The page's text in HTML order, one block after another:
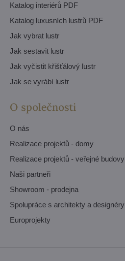
Katalog interiérů PDF
Katalog luxusních lustrů PDF
Jak vybrat lustr
Jak sestavit lustr
Jak vyčistit křišťálový lustr
Jak se vyrábí lustr
O společnosti
O nás
Realizace projektů - domy
Realizace projektů - veřejné budovy
Naši partneři
Showroom - prodejna
Spolupráce s architekty a designéry
Europrojekty